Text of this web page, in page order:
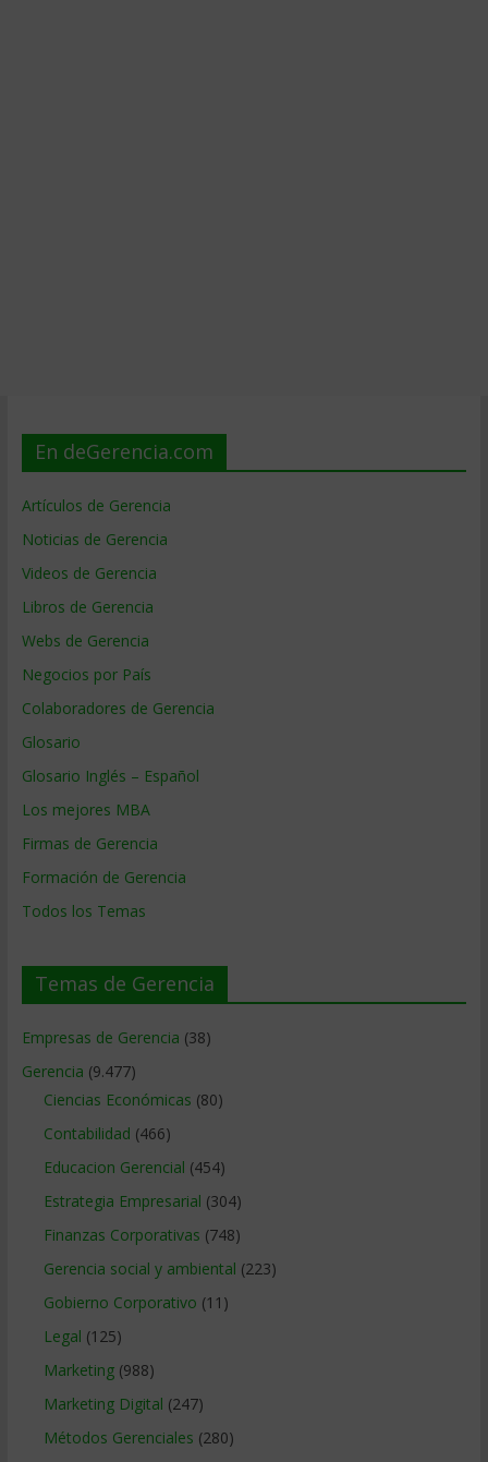
En deGerencia.com
Artículos de Gerencia
Noticias de Gerencia
Videos de Gerencia
Libros de Gerencia
Webs de Gerencia
Negocios por País
Colaboradores de Gerencia
Glosario
Glosario Inglés – Español
Los mejores MBA
Firmas de Gerencia
Formación de Gerencia
Todos los Temas
Temas de Gerencia
Empresas de Gerencia (38)
Gerencia (9.477)
Ciencias Económicas (80)
Contabilidad (466)
Educacion Gerencial (454)
Estrategia Empresarial (304)
Finanzas Corporativas (748)
Gerencia social y ambiental (223)
Gobierno Corporativo (11)
Legal (125)
Marketing(988)
Marketing Digital (247)
Métodos Gerenciales (280)